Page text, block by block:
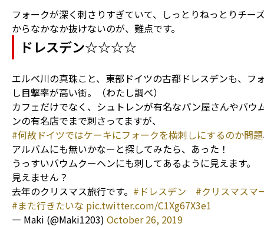
フォークが深く刺さりすぎていて、しっとりねっとりチー
からなかなか抜けないのが、難点です。
ドレスデン☆☆☆☆
エルベ川の真珠こと、東部ドイツの古都ドレスデンも、フ
し目撃率が高い街。（わたし調べ）
カフェだけでなく、シュトレンが有名なパン屋さんやバウ
ンの有名店でまで刺さってますが、
#何故ドイツではケーキにフォークを横刺しにするのか問題
アルバムにも無いかなーと探してみたら、あった！
うっすいバウムクーヘンにも刺してあるように見えます。
見えません？
去年のクリスマス旅行です。 #ドレスデン
#クリスマスマ
#また行きたいな pic.twitter.com/C1Xg67X3e1
— Maki (@Maki1203) October 26, 2019